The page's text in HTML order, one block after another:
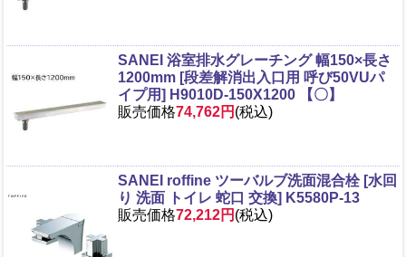
SANEI 浴室排水グレーチング 幅150×長さ
1200mm [段差解消出入口用 呼び50VUパ
イプ用] H9010D-150X1200 【〇】
販売価格74,762円 (税込)
SANEI roffine ツーバルブ洗面混合栓 [水回
り 洗面 トイレ 蛇口 交換] K5580P-13
販売価格72,212円 (税込)